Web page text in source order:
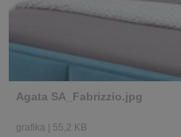
Agata SA_Fabrizzio.jpg
grafika | 55,2 KB